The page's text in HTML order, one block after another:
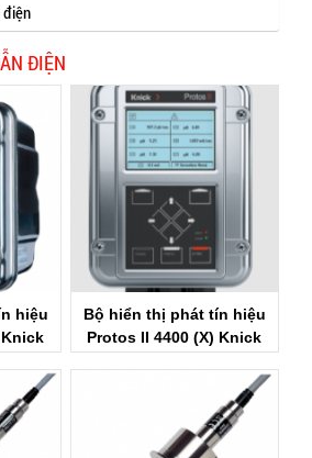
điện
ĐIỆN
hiệu
Knick
Bộ hiển thị phát tín hiệu
Protos II 4400 (X) Knick